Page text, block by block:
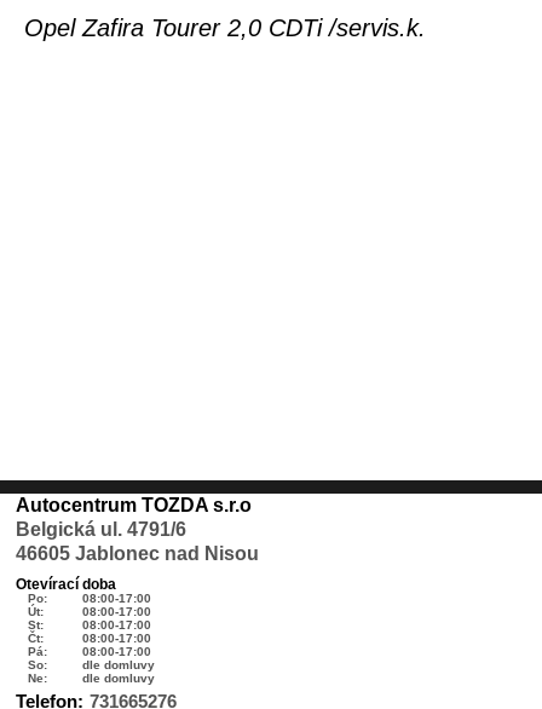
Sobota:
dle domluvy
dle domluvy
Opel Zafira Tourer 2,0 CDTi /servis.k.
Autocentrum TOZDA s.r.o
Belgická ul. 4791/6
46605 Jablonec nad Nisou
Otevírací doba
Po:
08:00-17:00
Út:
08:00-17:00
St:
08:00-17:00
Čt:
08:00-17:00
Pá:
08:00-17:00
So:
dle domluvy
Ne:
dle domluvy
Telefon: 731665276